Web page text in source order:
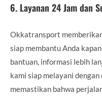
6. Layanan 24 Jam dan
Okkatransport
siap membantu Anda
bantuan, informasi lebih
kami siap melayani
memastikan bahwa